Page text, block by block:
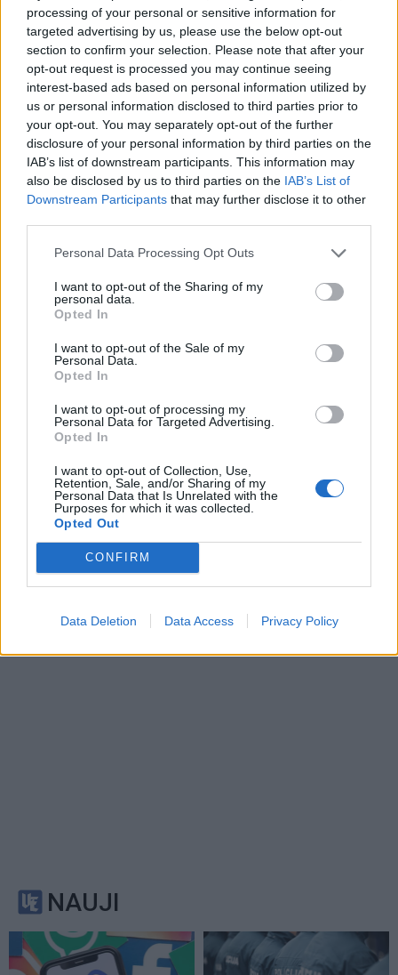
processing of your personal or sensitive information for
targeted advertising by us, please use the below opt-out
section to confirm your selection. Please note that after your
opt-out request is processed you may continue seeing
interest-based ads based on personal information utilized by
us or personal information disclosed to third parties prior to
your opt-out. You may separately opt-out of the further
disclosure of your personal information by third parties on the
IAB’s list of downstream participants. This information may
also be disclosed by us to third parties on the IAB’s List of
Downstream Participants that may further disclose it to other
Personal Data Processing Opt Outs
I want to opt-out of the Sharing of my
personal data.
Opted In
I want to opt-out of the Sale of my
Personal Data.
Opted In
I want to opt-out of processing my
Personal Data for Targeted Advertising.
Opted In
I want to opt-out of Collection, Use,
Retention, Sale, and/or Sharing of my
Personal Data that Is Unrelated with the
Purposes for which it was collected.
Opted Out
CONFIRM
Data Deletion Data Access Privacy Policy
Verslas
Į daugiabučio statybas
kaime investuojantis
verslininkas: tai yra ateitis
(2)
Verslas
FNTT įšaldė „Mere“
valdytojos lėšas
Auto
važiuojant
remontuojamais kelių
Auto
į Lietuvos rinką: egzotika
Auto
Pensijų pinigai -
naudotiems
automobiliams(1)
Auto
„Mercedes Sprinter“ virto
kemperis (nuotraukos)
NAUJI